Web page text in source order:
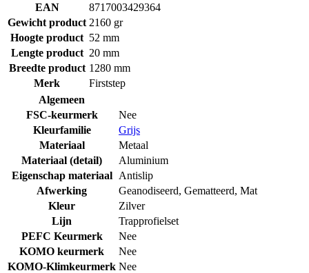
EAN
8717003429364
Gewicht product 2160 gr
Hoogte product 52 mm
Lengte product 20 mm
Breedte product 1280 mm
Merk
Firststep
Algemeen
FSC-keurmerk
Nee
Kleurfamilie
Grijs
Materiaal
Metaal
Materiaal (detail)
Aluminium
Eigenschap materiaal
Antislip
Afwerking
Geanodiseerd, Gematteerd, Mat
Kleur
Zilver
Lijn
Trapprofielset
PEFC Keurmerk
Nee
KOMO keurmerk
Nee
KOMO-Klimkeurmerk Nee